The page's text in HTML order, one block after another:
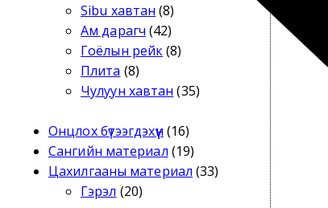
Sibu хавтан (8)
Ам дарагч (42)
Гоёлын рейк(8)
Плита (8)
Чулуун хавтан (35)
Онцлох бүтээгдэхүүн (16)
Сангийн материал (19)
Цахилгааны материал (33)
Гэрэл (20)